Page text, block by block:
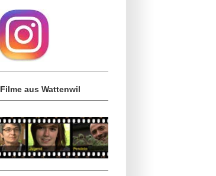
Filme aus Wattenwil